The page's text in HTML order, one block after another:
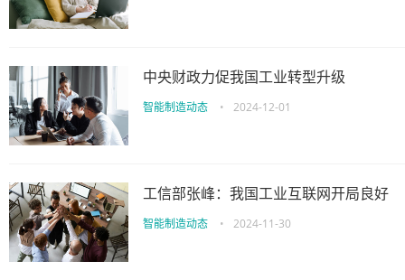
中央财政力促我国工业转型升级
智能制造动态 • 2024-12-01
工信部张峰：我国工业互联网开局良好
智能制造动态 • 2024-11-30